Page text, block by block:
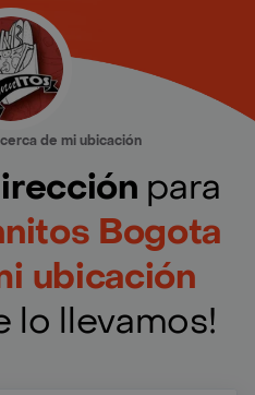
de mi ubicación
para
Bogota
ubicación
lo llevamos!